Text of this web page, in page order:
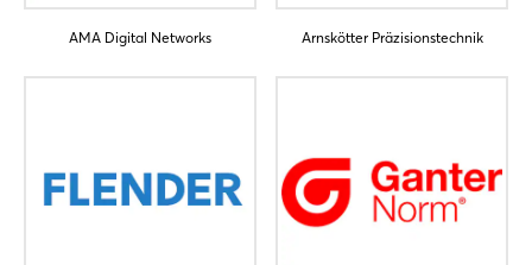
AMA Digital Networks Arnskötter Präzisionstechnik